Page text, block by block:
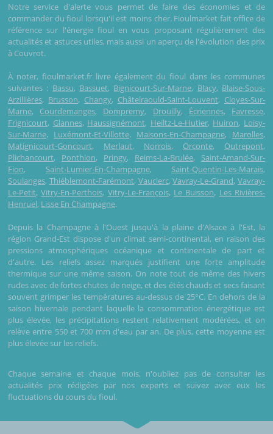
Notre service d'alerte vous permet de faire des économies et de
commander du fioul lorsqu'il est moins cher. Fioulmarket fait office de
référence sur l'énergie fioul en vous proposant régulièrement des
actualités et astuces utiles, mais aussi un aperçu de l'évolution des prix
à Couvrot.
À noter, fioulmarket.fr livre également du fioul dans les communes
suivantes : Bassu, Bassuet, Bignicourt-Sur-Marne, Blacy, Blaise-Sous-
Arzillières, Brusson, Changy, Châtelraould-Saint-Louvent, Cloyes-Sur-
Marne, Courdemanges, Dompremy, Drouilly, Écriennes, Favresse,
Frignicourt, Glannes, Haussignémont, Heiltz-Le-Hutier, Huiron, Loisy-
Sur-Marne, Luxémont-Et-Villotte, Maisons-En-Champagne, Marolles,
Matignicourt-Goncourt, Merlaut, Norrois, Orconte, Outrepont,
Plichancourt, Ponthion, Pringy, Reims-La-Brulée, Saint-Amand-Sur-
Fion, Saint-Lumier-En-Champagne, Saint-Quentin-Les-Marais,
Soulanges, Thiéblemont-Farémont, Vauclerc,Vavray-Le-Grand, Vavray-
Le-Petit,Vitry-En-Perthois, Vitry-Le-François, Le Buisson, Les Rivières-
Henruel, Lisse En Champagne.
Depuis la Champagne à l'Ouest jusqu'à la plaine d'Alsace à l'Est, la
région Grand-Est dispose d'un climat semi-continental, en raison des
pressions atmosphériques océanique et continentale de part et
d'autre. Les reliefs assez marqués justifient une forte amplitude
thermique sur une même saison. On note tout de même des hivers
rudes avec de fortes chutes de neige, et des étés chauds et secs faisant
souvent grimper les températures au-dessus de 25°C. En dehors de la
saison hivernale pendant laquelle la consommation énergétique est
plus élevée, les précipitations restent relativement modérées, et on
relève entre 550 et 700 mm d'eau par an. De plus, cette moyenne est
plus élevée sur les reliefs.
Chaque semaine et chaque mois, n'oubliez pas de consulter les
actualités prix rédigées par nos experts et suivez avec eux les
fluctuations du cours du fioul.